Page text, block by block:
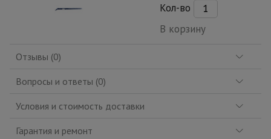
Кол-во
В корзину
Отзывы (0)
Вопросы и ответы (0)
Условия и стоимость доставки
Гарантия и ремонт